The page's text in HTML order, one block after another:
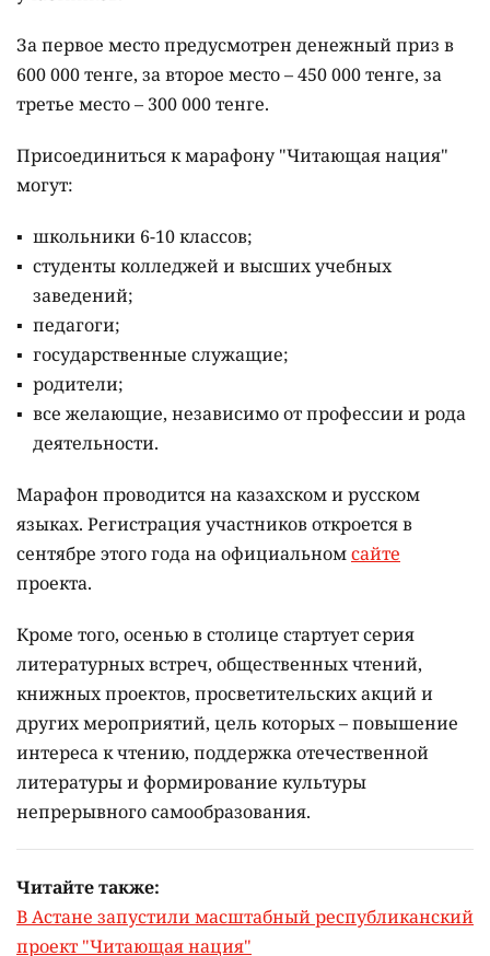
За первое место предусмотрен денежный приз в
600 000 тенге, за второе место – 450 000 тенге, за
третье место – 300 000 тенге.
Присоединиться к марафону "Читающая нация"
могут:
школьники 6-10 классов;
студенты колледжей и высших учебных
заведений;
педагоги;
государственные служащие;
родители;
все желающие, независимо от профессии и рода
деятельности.
Марафон проводится на казахском и русском
языках. Регистрация участников откроется в
сентябре этого года на официальномсайте
проекта.
Кроме того, осенью в столице стартует серия
литературных встреч, общественных чтений,
книжных проектов, просветительских акций и
других мероприятий, цель которых –повышение
интереса к чтению, поддержка отечественной
литературы и формирование культуры
непрерывного самообразования.
Читайте также:
В Астане запустили масштабный республиканский
проект "Читающая нация"